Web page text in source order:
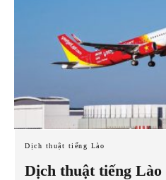
Dịch thuật tiếng Lào
Dịch thuật tiếng